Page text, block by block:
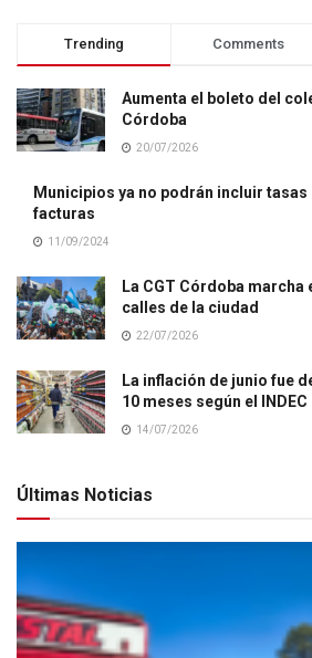
Trending Comments
Aumenta el boleto del
Córdoba
20/07/2026
Municipios ya no podrán incluir tasas
facturas
11/09/2024
La CGT Córdoba
calles de la ciudad
22/07/2026
La inflación de junio fue
10 meses según el INDEC
14/07/2026
Últimas Noticias